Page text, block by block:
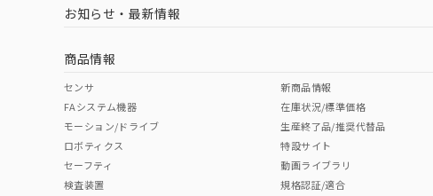
検出物体の大きさ-距離特性
中国 RoHS 注意事項・凡例
中国 RoHS表
Pb Hg Cr(VI)
（イギリス
（ノルウェー
お知らせ・最新情報
商品情報
センサ
FAシステム機器
モーション/ドライブ
ロボティクス
セーフティ
検査装置
新商品情報
在庫状況/標準価格
生産終了品/推奨代替品
特設サイト
動画ライブラリ
規格認証/適合